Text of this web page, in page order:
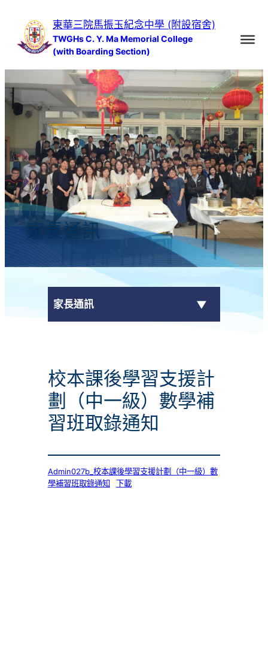
容
東華三院馬振玉紀念中學 (附設宿舍)
TWGHs C. Y. Ma Memorial College
(with Boarding Section)
家長通訊
家長通訊
學校通告
校本課後學習支援計
劃（中一級）數學補
習班取錄通知
Admin027b_校本課後學習支援計劃（中一級）數
學補習班取錄通知
下載